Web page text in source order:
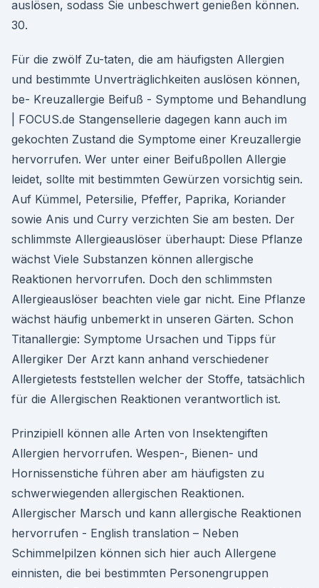
auslösen, sodass Sie unbeschwert genießen können.
30.
Für die zwölf Zu-taten, die am häufigsten Allergien
und bestimmte Unverträglichkeiten auslösen können,
be- Kreuzallergie Beifuß - Symptome und Behandlung
| FOCUS.de Stangensellerie dagegen kann auch im
gekochten Zustand die Symptome einer Kreuzallergie
hervorrufen. Wer unter einer Beifußpollen Allergie
leidet, sollte mit bestimmten Gewürzen vorsichtig sein.
Auf Kümmel, Petersilie, Pfeffer, Paprika, Koriander
sowie Anis und Curry verzichten Sie am besten. Der
schlimmste Allergieauslöser überhaupt: Diese Pflanze
wächst Viele Substanzen können allergische
Reaktionen hervorrufen. Doch den schlimmsten
Allergieauslöser beachten viele gar nicht. Eine Pflanze
wächst häufig unbemerkt in unseren Gärten. Schon
Titanallergie: Symptome Ursachen und Tipps für
Allergiker Der Arzt kann anhand verschiedener
Allergietests feststellen welcher der Stoffe, tatsächlich
für die Allergischen Reaktionen verantwortlich ist.
Prinzipiell können alle Arten von Insektengiften
Allergien hervorrufen. Wespen-, Bienen- und
Hornissenstiche führen aber am häufigsten zu
schwerwiegenden allergischen Reaktionen.
Allergischer Marsch und kann allergische Reaktionen
hervorrufen - English translation – Neben
Schimmelpilzen können sich hier auch Allergene
einnisten, die bei bestimmten Personengruppen